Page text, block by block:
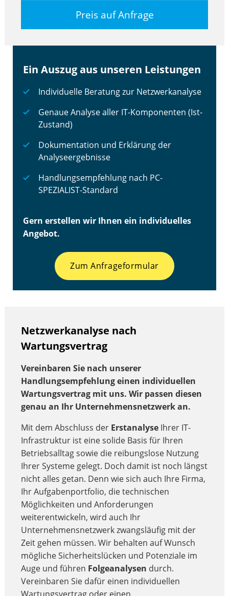
Preis auf Anfrage
Ein Auszug aus unseren Leistungen
Individuelle Beratung zur Netzwerkanalyse
Genaue Analyse aller IT-Komponenten (Ist-
Zustand)
Dokumentation und Erklärung der
Analyseergebnisse
Handlungsempfehlung nach PC-
SPEZIALIST-Standard
Gern erstellen wir Ihnen ein individuelles
Angebot.
Zum Anfrageformular
Netzwerkanalyse nach
Wartungsvertrag
Vereinbaren Sie nach unserer
Handlungsempfehlung einen individuellen
Wartungsvertrag mit uns. Wir passen diesen
genau an Ihr Unternehmensnetzwerk an.
Mit dem Abschluss der ErstanalyseIhrer IT-
Infrastruktur ist eine solide Basis für Ihren
Betriebsalltag sowie die reibungslose Nutzung
Ihrer Systeme gelegt. Doch damit ist noch längst
nicht alles getan. Denn wie sich auch Ihre Firma,
Ihr Aufgabenportfolio, die technischen
Möglichkeiten und Anforderungen
weiterentwickeln, wird auch Ihr
Unternehmensnetzwerk zwangsläufig mit der
Zeit gehen müssen. Wir behalten auf Wunsch
mögliche Sicherheitslücken und Potenziale im
Auge und führen Folgeanalysen durch.
Vereinbaren Sie dafür einen individuellen